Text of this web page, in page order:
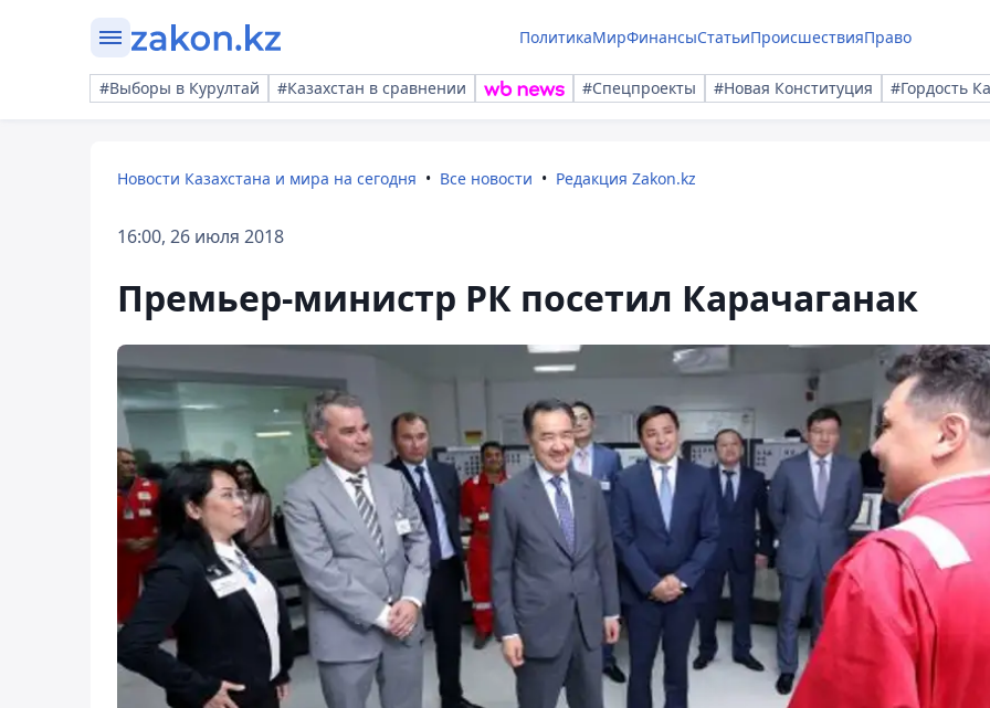
ПолитикаМирФинансыСтатьиПроисшествияПраво
#Выборы в Курултай #Казахстан в сравнении #Спецпроекты #Новая Конституция #Гордость
Новости Казахстана и мира на сегодня Все новости Редакция Zakon.kz
16:00, 26 июля 2018
Премьер-министр РК посетил Карачаганак